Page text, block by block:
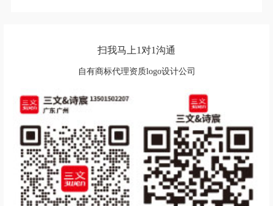
扫我马上1对1沟通
自有商标代理资质logo设计公司